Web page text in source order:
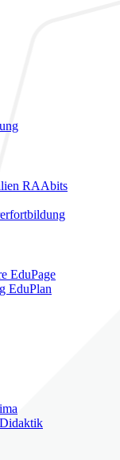
RAAbits
EduPage
EduPlan